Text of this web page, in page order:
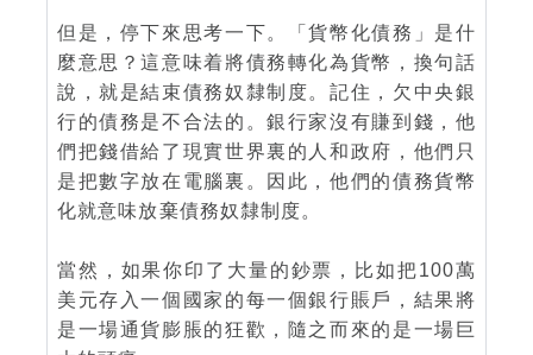
但是，停下來思考一下。「貨幣化債務」是什
麼意思？這意味着將債務轉化為貨幣，換句話
說，就是結束債務奴隸制度。記住，欠中央銀
行的債務是不合法的。銀行家沒有賺到錢，他
們把錢借給了現實世界裏的人和政府，他們只
是把數字放在電腦裏。因此，他們的債務貨幣
化就意味放棄債務奴隸制度。
當然，如果你印了大量的鈔票，比如把100萬
美元存入一個國家的每一個銀行賬戶，結果將
是一場通貨膨脹的狂歡，隨之而來的是一場巨